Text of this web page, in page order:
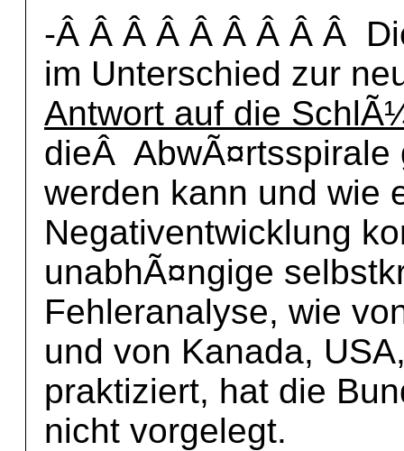
-Â Â Â Â Â Â Â Â Â
im Unterschied zur
Antwort auf die
dieÂ AbwÃ¤rtsspirale
werden kann und wie
Negativentwicklung
unabhÃ¤ngige
Fehleranalyse, wie
und von Kanada,
praktiziert, hat die
nicht vorgelegt.